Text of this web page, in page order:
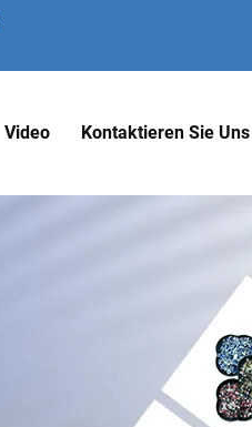
Video Kontaktieren Sie Uns